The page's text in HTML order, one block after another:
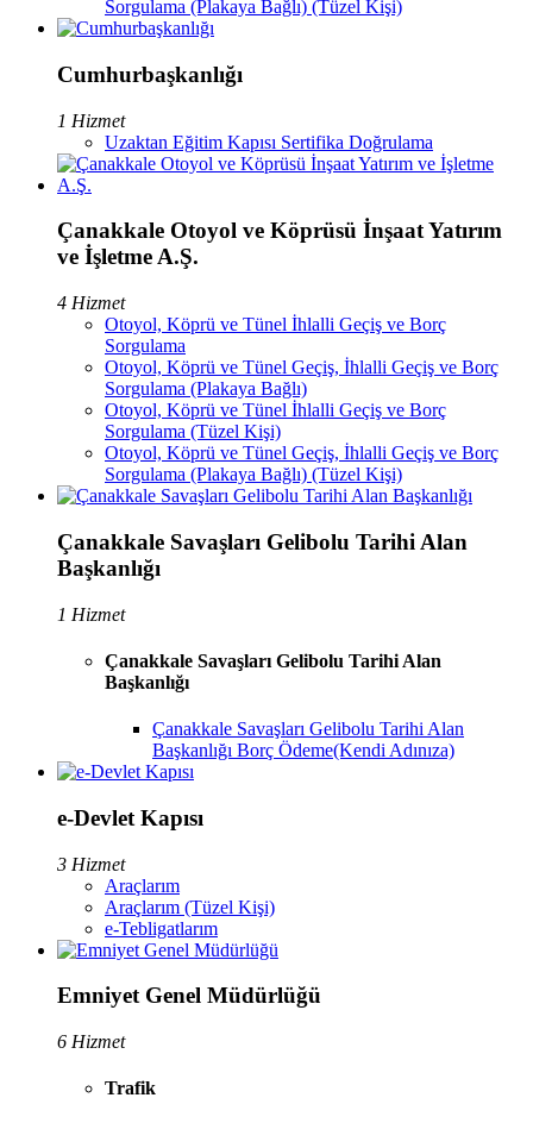
Sorgulama (Plakaya Bağlı) (Tüzel Kişi)
Cumhurbaşkanlığı
1 Hizmet
Uzaktan Eğitim Kapısı Sertifika Doğrulama
Çanakkale Otoyol ve Köprüsü İnşaat Yatırım
ve İşletme A.Ş.
4 Hizmet
Otoyol, Köprü ve Tünel İhlalli Geçiş ve Borç
Sorgulama
Otoyol, Köprü ve Tünel Geçiş, İhlalli Geçiş ve Borç
Sorgulama (Plakaya Bağlı)
Otoyol, Köprü ve Tünel İhlalli Geçiş ve Borç
Sorgulama (Tüzel Kişi)
Otoyol, Köprü ve Tünel Geçiş, İhlalli Geçiş ve Borç
Sorgulama (Plakaya Bağlı) (Tüzel Kişi)
Çanakkale Savaşları Gelibolu Tarihi Alan
Başkanlığı
1 Hizmet
Çanakkale Savaşları Gelibolu Tarihi Alan
Başkanlığı
Çanakkale Savaşları Gelibolu Tarihi Alan
Başkanlığı Borç Ödeme(Kendi Adınıza)
e-Devlet Kapısı
3 Hizmet
Araçlarım
Araçlarım (Tüzel Kişi)
e-Tebligatlarım
Emniyet Genel Müdürlüğü
6 Hizmet
Trafik